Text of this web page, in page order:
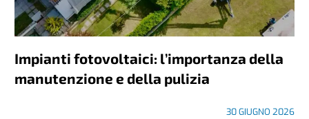
Impianti fotovoltaici: l’importanza della
manutenzione e della pulizia
30 GIUGNO 2026